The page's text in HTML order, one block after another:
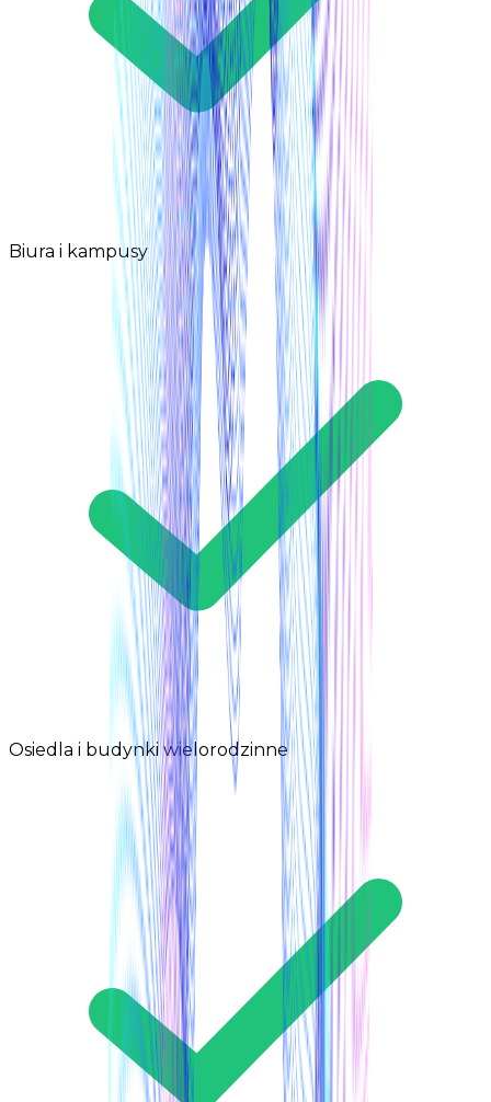
Biura i kampusy
Osiedla i budynki wielorodzinne